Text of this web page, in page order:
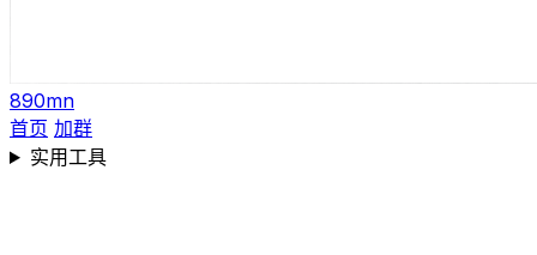
890mn
首页 加群
实用工具